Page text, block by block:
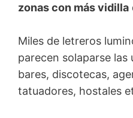
zonas con más vidilla
Miles de letreros
parecen solaparse las
bares, discotecas,
tatuadores, hostales